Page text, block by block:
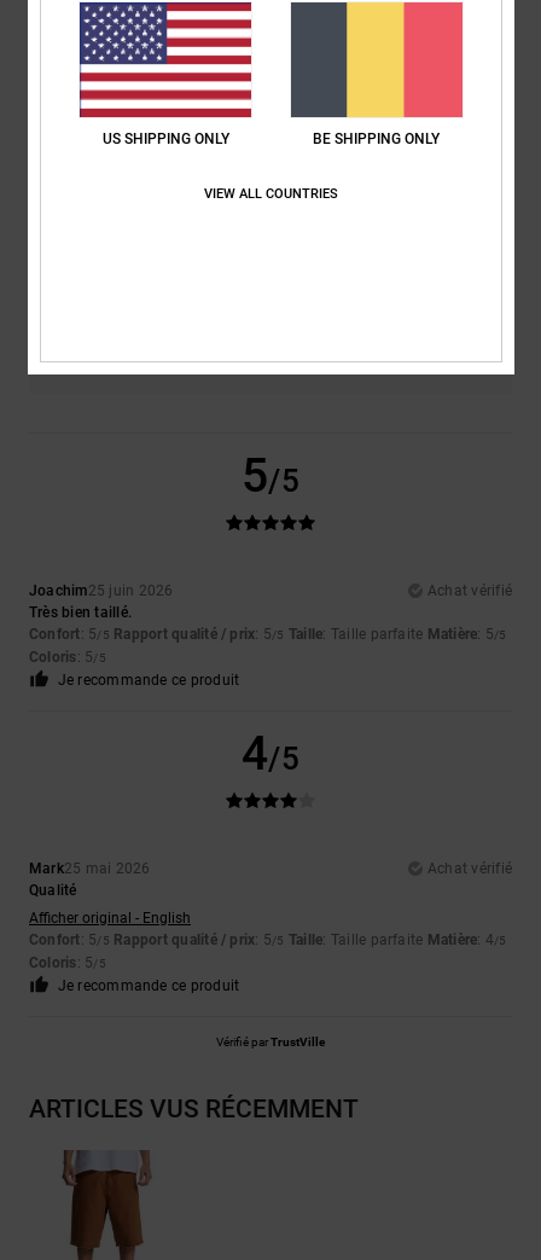
basé sur2 avis vérifiés
100% de nos clients recommandent ce produit
5.0
5.0
5/5
Joachim25 juin 2026
Achat vérifié
Très bien taillé.
Confort: 5/5 Rapport qualité / prix: 5/5 Taille: Taille parfaite Matière: 5/5
Coloris: 5/5
Je recommande ce produit
4/5
Mark25 mai 2026
Achat vérifié
Qualité
Afficher original - English
Confort: 5/5 Rapport qualité / prix: 5/5 Taille: Taille parfaite Matière: 4/5
Coloris: 5/5
Je recommande ce produit
Vérifié parTrustVille
ARTICLES VUS RÉCEMMENT
US SHIPPING ONLY BE SHIPPING ONLY
VIEW ALL COUNTRIES